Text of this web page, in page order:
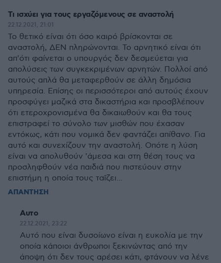
Τι ισχύει για τους εργαζόμενους σε αναστολή
22.12.2021, 21:01
Το θετικό είναι ότι όσο καιρό βρίσκονται σε
αναστολή, ΔΕΝ πληρώνονται. Το αρνητικό είναι ότι
απ'ότι φαίνεται ο υπουργός δεν δεσμεύεται για
απολύσεις των συγκεκριμένων αρνητών. Πολλοί από
αυτούς απλά θα μεταφερθούν σε άλλη δημόσια
υπηρεσία. Επίσης οι περισσότεροι από αυτούς έχουν
προσφύγει μαζικά στα δικαστήρια και προσβλέπουν
ότι ετεροχρονισμένα θα δικαιωθούν και θα τους
επιστραφεί το σύνολο των μισθών που έχασαν
εντόκως, κάτι που νομικά δεν φαντάζει απίθανο. Για
αυτό και συνεχίζουν την αναστολή. Οπότε η λύση
είναι να απολυθούν 'άμεσα και στη θέση τους να
προσληφθούν νέα παιδιά που πιστεύουν στην
επιστήμη η οποία τους ταΐζει...
ΑΠΑΝΤΗΣΗ
Αυτο
22.12.2021, 23:22
Αυτό που είναι δυσοίωνο είναι η ευκολία με την
οποία κάποιοι άνθρωποι ξεκινώντας από την
άποψη ότι δεν τους αρέσει κάτι, φτάνουν να λένε